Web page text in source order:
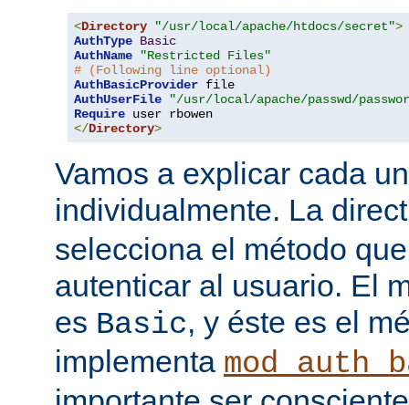
<Directory "/usr/local/apache/htdocs/secret">
AuthType Basic
AuthName
"Restricted Files"
# (Following line optional)
AuthBasicProvider
AuthUserFile
"/usr/local/apache/passwd/
Require
</Directory>
Vamos a explicar cada
individualmente. La
selecciona el método
autenticar al usuario. El
es Basic, y éste es el
implementa